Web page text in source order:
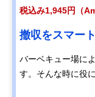
税込み1,945円（
撤収をスマー
バーベキュー場に
す。そんな時に役